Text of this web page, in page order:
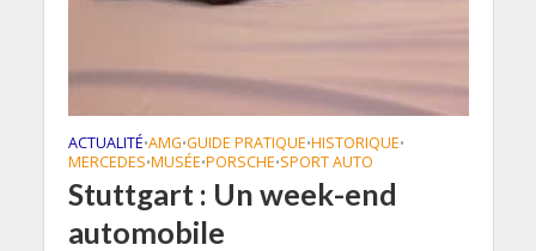
ACTUALITÉ•AMG•GUIDE PRATIQUE•HISTORIQUE•
MERCEDES•MUSÉE•PORSCHE•SPORT AUTO
Stuttgart : Un week-end
automobile